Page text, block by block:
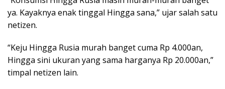
ya. Kayaknya enak tinggal Hingga sana,” ujar salah satu
netizen.
“Keju Hingga Rusia murah banget cuma Rp 4.000an,
Hingga sini ukuran yang sama harganya Rp 20.000an,”
timpal netizen lain.